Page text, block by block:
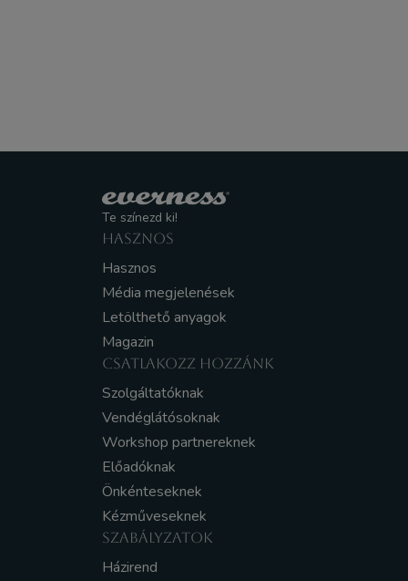
Te színezd ki!
HASZNOS
Hasznos
Média megjelenések
Letölthető anyagok
Magazin
CSATLAKOZZ HOZZÁNK
Szolgáltatóknak
Vendéglátósoknak
Workshop partnereknek
Előadóknak
Önkénteseknek
Kézműveseknek
SZABÁLYZATOK
Házirend